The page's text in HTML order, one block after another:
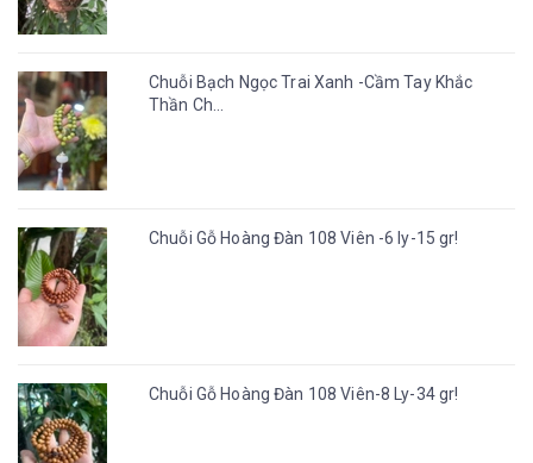
Chuỗi Bạch Ngọc Trai Xanh -Cầm Tay Khắc
Thần Ch...
Chuỗi Gỗ Hoàng Đàn 108 Viên -6 ly-15 gr!
Chuỗi Gỗ Hoàng Đàn 108 Viên-8 Ly-34 gr!